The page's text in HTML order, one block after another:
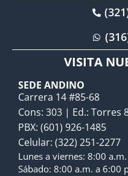
VISITA
SEDE ANDINO
Carrera 14 #85-68
Cons: 303 | Ed.: Torres
PBX: (601) 926-1485
Celular: (322) 251-2277
Lunes a viernes: 8:00
Sábado: 8:00 a.m. a 6:00